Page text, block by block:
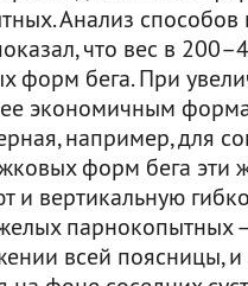
Анализ
что вес в
форм бега. При
экономичным
например, для
форм бега эти
и вертикальную
парнокопытных
всей поясницы,